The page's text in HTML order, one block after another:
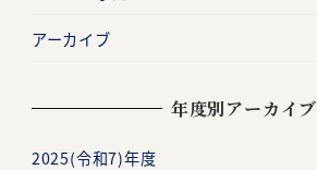
アーカイブ
年度別アーカイブ
2025(令和7)年度